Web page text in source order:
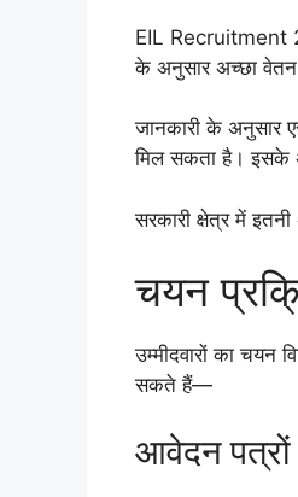
EIL Recruitment
के अनुसार अच्छा वेतन
जानकारी के अनुसार
मिल सकता है। इसके
सरकारी क्षेत्र में
चयन
उम्मीदवारों का चयन
सकते हैं—
आवेदन